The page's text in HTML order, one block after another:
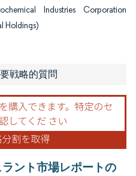
Industries Corporation
Holdings)
戦略的質問
ント市場レポートの